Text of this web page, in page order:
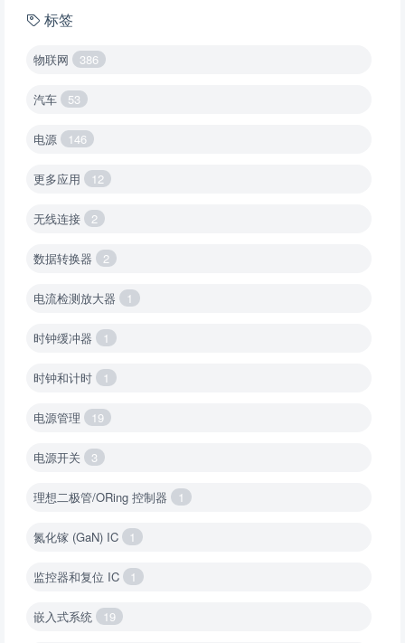
标签
物联网 386
汽车 53
电源 146
更多应用 12
无线连接 2
数据转换器 2
电流检测放大器 1
时钟缓冲器 1
时钟和计时 1
电源管理 19
电源开关 3
理想二极管/ORing 控制器 1
氮化镓 (GaN) IC 1
监控器和复位 IC 1
嵌入式系统 19